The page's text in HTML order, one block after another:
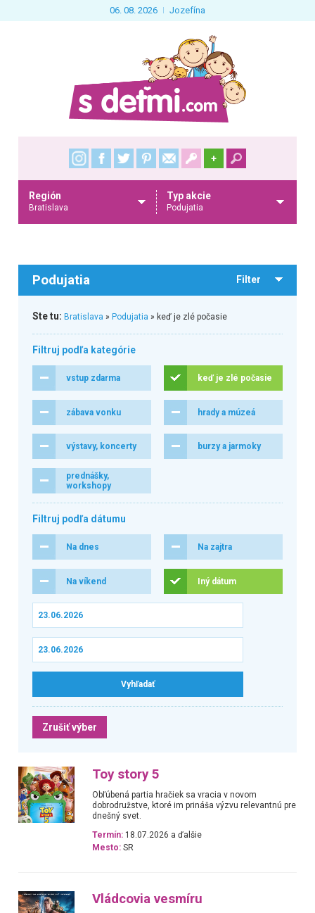
06. 08. 2026 Jozefína
+
Región
Bratislava
Typ akcie
Podujatia
Podujatia Filter
Ste tu: Bratislava » Podujatia » keď je zlé počasie
Filtruj podľa kategórie
vstup zdarma keď je zlé počasie
zábava vonku hrady a múzeá
výstavy, koncerty burzy a jarmoky
prednášky,
workshopy
Filtruj podľa dátumu
Na dnes Na zajtra
Na víkend Iný dátum
Zrušiť výber
Toy story 5
Obľúbená partia hračiek sa vracia v novom
dobrodružstve, ktoré im prináša výzvu relevantnú pre
dnešný svet.
Termín: 18.07.2026 a ďalšie
Mesto: SR
Vládcovia vesmíru